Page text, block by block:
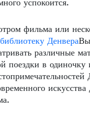
успокоится.
фильма или
Денвера
различные
поездки в
искусства